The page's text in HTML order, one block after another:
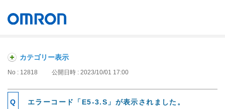
カテゴリー表示
No : 12818 公開日時 : 2023/10/01 17:00
エラーコード「E5-3.S」が表示されました。